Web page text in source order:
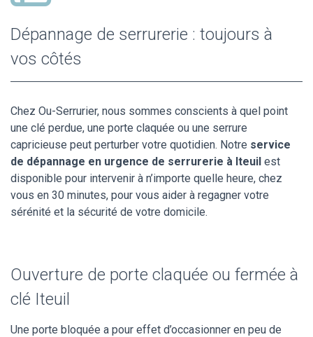
Dépannage de serrurerie : toujours à
vos côtés
Chez Ou-Serrurier, nous sommes conscients à quel point
une clé perdue, une porte claquée ou une serrure
capricieuse peut perturber votre quotidien. Notre service
de dépannage en urgence de serrurerie à Iteuil est
disponible pour intervenir à n’importe quelle heure, chez
vous en 30 minutes, pour vous aider à regagner votre
sérénité et la sécurité de votre domicile.
Ouverture de porte claquée ou fermée à
clé Iteuil
Une porte bloquée a pour effet d’occasionner en peu de